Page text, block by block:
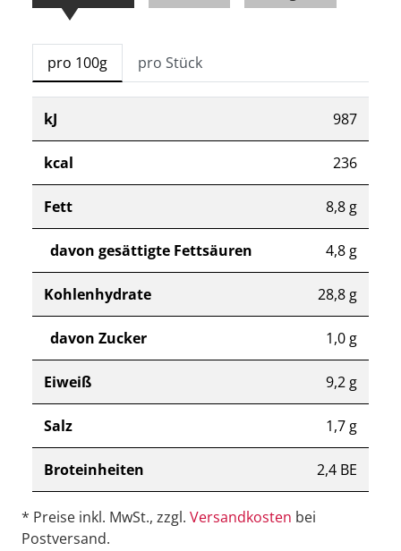
pro 100g pro Stück
kJ 987
kcal 236
Fett 8,8 g
davon gesättigte Fettsäuren 4,8 g
Kohlenhydrate 28,8 g
davon Zucker 1,0 g
Eiweiß 9,2 g
Salz 1,7 g
Broteinheiten 2,4 BE
* Preise inkl. MwSt., zzgl. Versandkosten bei
Postversand.